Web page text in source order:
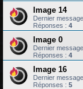
Image 14
Dernier
Réponses : 4
Image 0
Dernier
Réponses : 4
Image 16
Dernier
Réponses : 5